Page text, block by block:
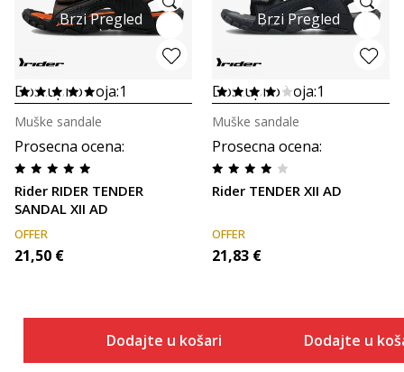
Brzi Pregled
Dostupno boja:1
Prosecna ocena:
Rider RIDER TENDER
SANDAL XII AD
Muške sandale
OFFER
21,50 €
Dodajte u košaricu
Brzi Pregled
Dostupno boja:1
Prosecna ocena:
Rider TENDER XII AD
Muške sandale
OFFER
21,83 €
Dodajte u